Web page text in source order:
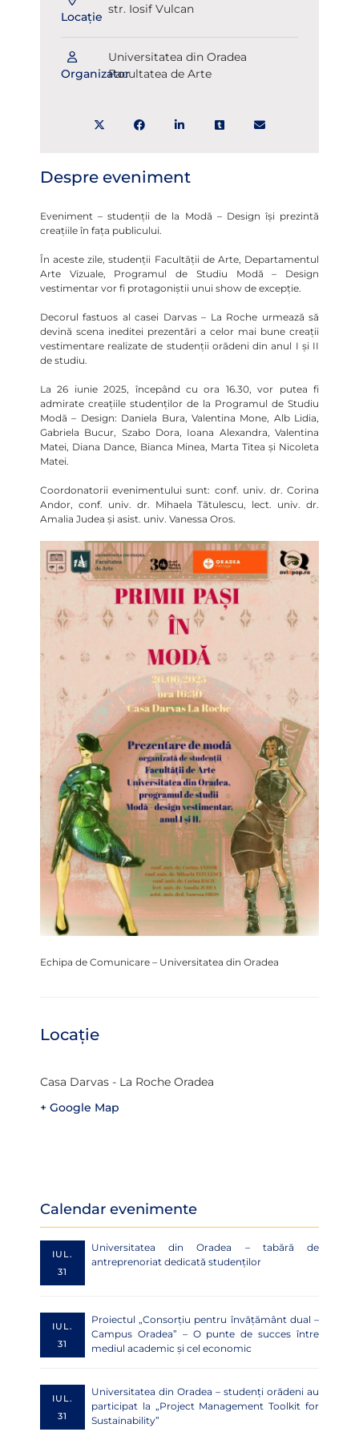
Locație
str. Iosif Vulcan
Organizator
Universitatea din Oradea
Facultatea de Arte
Despre eveniment
Eveniment – studenții de la Modă – Design își prezintă
creațiile în fața publicului.
În aceste zile, studenții Facultății de Arte, Departamentul
Arte Vizuale, Programul de Studiu Modă – Design
vestimentar vor fi protagoniștii unui show de excepție.
Decorul fastuos al casei Darvas – La Roche urmează să
devină scena ineditei prezentări a celor mai bune creații
vestimentare realizate de studenții orădeni din anul I și II
de studiu.
La 26 iunie 2025, începând cu ora 16.30, vor putea fi
admirate creațiile studenților de la Programul de Studiu
Modă – Design: Daniela Bura, Valentina Mone, Alb Lidia,
Gabriela Bucur, Szabo Dora, Ioana Alexandra, Valentina
Matei, Diana Dance, Bianca Minea, Marta Titea și Nicoleta
Matei.
Coordonatorii evenimentului sunt: conf. univ. dr. Corina
Andor, conf. univ. dr. Mihaela Tătulescu, lect. univ. dr.
Amalia Judea și asist. univ. Vanessa Oros.
Echipa de Comunicare – Universitatea din Oradea
Locație
Casa Darvas - La Roche Oradea
+ Google Map
Calendar evenimente
IUL.
31
Universitatea din Oradea – tabără de
antreprenoriat dedicată studenților
IUL.
31
Proiectul „Consorțiu pentru învățământ dual –
Campus Oradea” – O punte de succes între
mediul academic și cel economic
IUL.
31
Universitatea din Oradea – studenți orădeni au
participat la „Project Management Toolkit for
Sustainability”